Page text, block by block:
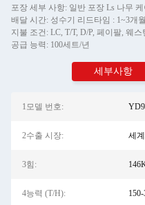
포장 세부 사항: 일반 포장 Ls 나무 케
배달 시간: 성수기 리드타임 : 1~3개
지불 조건: LC, T/T, D/P, 페이팔, 웨
공급 능력: 100세트/년
세부사항
1모델 번호:
2수출 시장: 세
3힘:
4능력 (T/H): 150-